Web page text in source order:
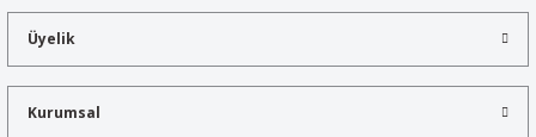
Ürün açıklamasında eksik bilgiler bulunuyor.
Ürün bilgilerinde hatalar bulunuyor.
Üyelik
Kurumsal